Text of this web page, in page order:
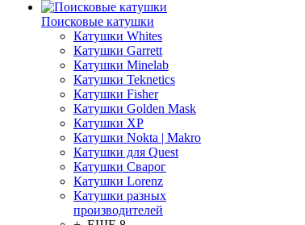
Поисковые катушки
Катушки Whites
Катушки Garrett
Катушки Minelab
Катушки Teknetics
Катушки Fisher
Катушки Golden Mask
Катушки XP
Катушки Nokta | Makro
Катушки для Quest
Катушки Сварог
Катушки Lorenz
Катушки разных
производителей